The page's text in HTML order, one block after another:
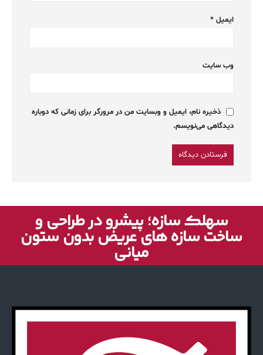
ایمیل *
وب‌ سایت
ذخیره نام، ایمیل و وبسایت من در مرورگر برای زمانی که دوباره
دیدگاهی می‌نویسم.
سهلک سازه؛ پیشرو در طراحی و
ساخت سازه های عریض بدون ستون
میانی